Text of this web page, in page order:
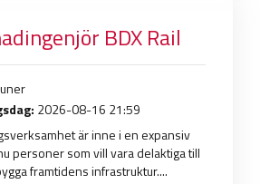
BDX Rail
2026-08-16 21:59
är inne i en expansiv
personer som vill vara delaktiga till
framtidens infrastruktur....